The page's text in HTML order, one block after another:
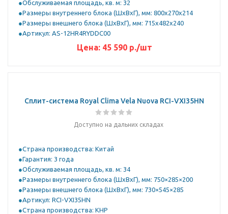
Обслуживаемая площадь, кв. м: 32
Размеры внутреннего блока (ШхВхГ), мм: 800x270x214
Размеры внешнего блока (ШхВхГ), мм: 715x482x240
Артикул: AS-12HR4RYDDC00
Цена: 45 590р./шт
Сплит-система Royal Clima Vela Nuova RCI-VXI35HN
Доступно на дальних складах
Страна производства: Китай
Гарантия: 3 года
Обслуживаемая площадь, кв. м: 34
Размеры внутреннего блока (ШхВхГ), мм: 750×285×200
Размеры внешнего блока (ШхВхГ), мм: 730×545×285
Артикул: RCI-VXI35HN
Страна производства: КНР